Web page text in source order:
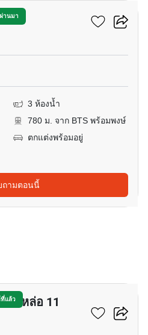
านมา
3 ห้องน้ำ
780 ม. จาก BTS พร้อมพงษ์
ตกแต่งพร้อมอยู่
ถามตอนนี้
ที่แล้ว
องหล่อ 11